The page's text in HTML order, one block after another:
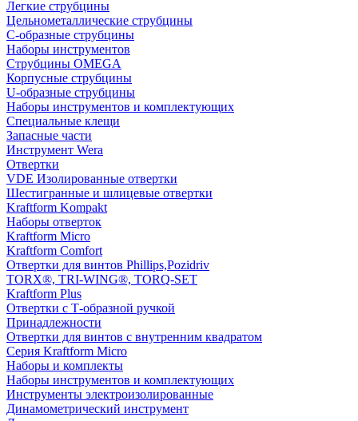
Легкие струбцины
Цельнометаллические струбцины
C-образные струбцины
Наборы инструментов
Струбцины OMEGA
Корпусные струбцины
U-образные струбцины
Наборы инструментов и комплектующих
Специальные клещи
Запасные части
Инструмент Wera
Отвертки
VDE Изолированные отвертки
Шестигранные и шлицевые отвертки
Kraftform Kompakt
Наборы отверток
Kraftform Micro
Kraftform Comfort
Отвертки для винтов Phillips,Pozidriv
TORX®, TRI-WING®, TORQ-SET
Kraftform Plus
Отвертки с Т-образной ручкой
Принадлежности
Отвертки для винтов с внутренним квадратом
Серия Kraftform Micro
Наборы и комплекты
Наборы инструментов и комплектующих
Инструменты электроизолированные
Динамометрический инструмент